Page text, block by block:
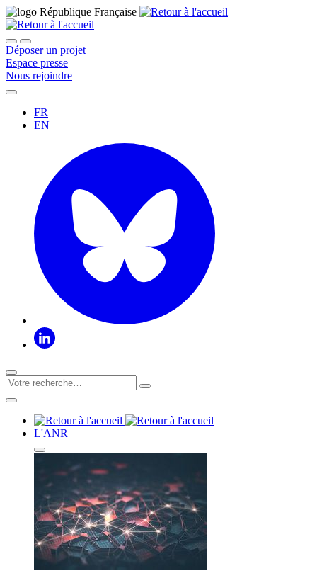
Déposer un projet
Espace presse
Nous rejoindre
FR
EN
L'ANR